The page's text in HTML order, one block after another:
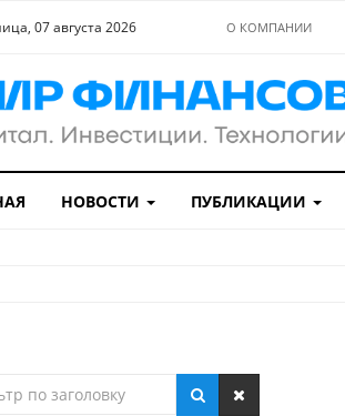
07 августа 2026 О КОМПАНИИ
НОВОСТИ ПУБЛИКАЦИИ